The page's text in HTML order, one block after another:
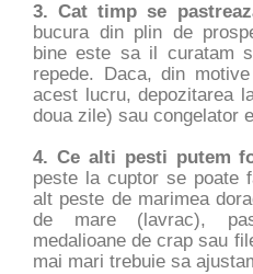
3. Cat timp se
bucura din plin de
bine este sa il curatam
repede. Daca, din
acest lucru, depozitarea
doua zile) sau congelator
4. Ce alti pesti putem
peste la cuptor se poate
alt peste de marimea
de mare (lavrac),
medalioane de crap sau
mai mari trebuie sa